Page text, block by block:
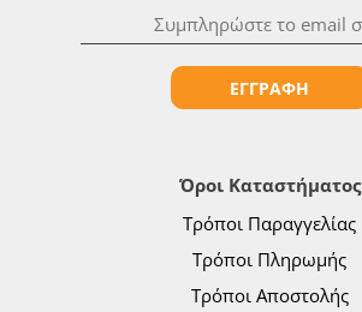
Όροι Καταστήματος
Τρόποι Παραγγελίας
Τρόποι Πληρωμής
Τρόποι Αποστολής
ΕΓΓΡΑΦΗ